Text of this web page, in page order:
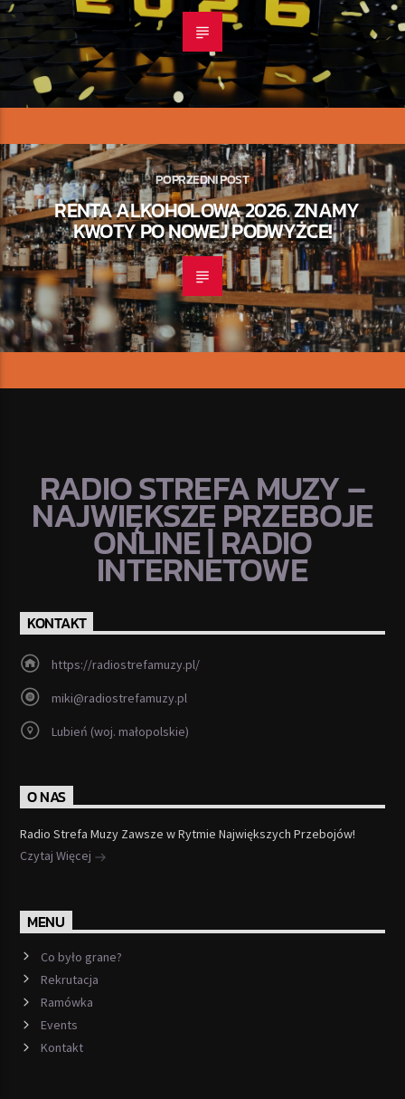
POPRZEDNI POST
RENTA ALKOHOLOWA 2026. ZNAMY
KWOTY PO NOWEJ PODWYŻCE!
RADIO STREFA MUZY –
NAJWIĘKSZE PRZEBOJE
ONLINE | RADIO
INTERNETOWE
KONTAKT
https://radiostrefamuzy.pl/
miki@radiostrefamuzy.pl
Lubień (woj. małopolskie)
O NAS
Radio Strefa Muzy Zawsze w Rytmie Największych Przebojów!
Czytaj Więcej
MENU
Co było grane?
Rekrutacja
Ramówka
Events
Kontakt